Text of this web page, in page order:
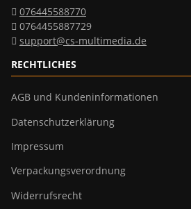
076445588770
0764455887729
support@cs-multimedia.de
RECHTLICHES
AGB und Kundeninformationen
Datenschutzerklärung
Impressum
Verpackungsverordnung
Widerrufsrecht